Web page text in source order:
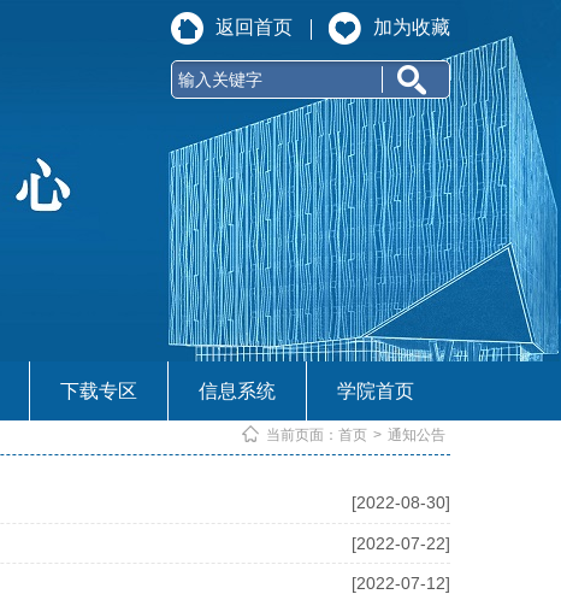
返回首页 加为收藏
下载专区 信息系统 学院首页
当前页面： 首页 > 通知公告
[2022-08-30]
[2022-07-22]
[2022-07-12]